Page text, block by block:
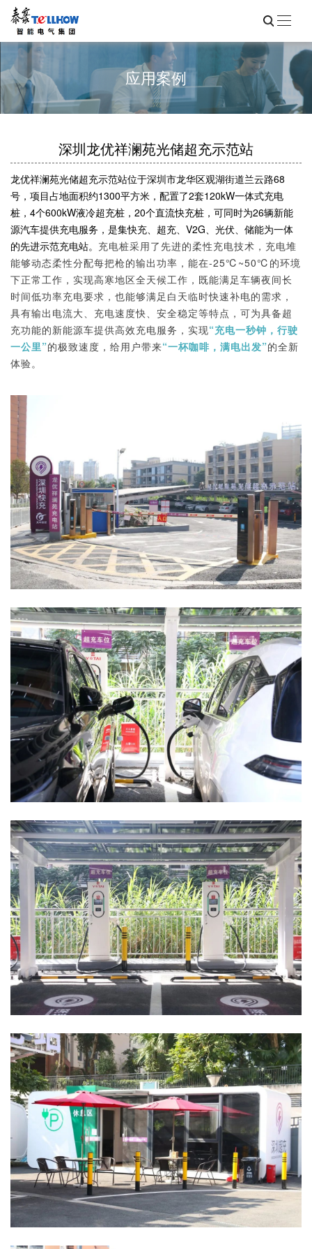
应用案例
深圳龙优祥澜苑光储超充示范站
龙优祥澜苑光储超充示范站位于深圳市龙华区观湖街道兰云路68
号，项目占地面积约1300平方米，配置了2套120kW一体式充电
桩，4个600kW液冷超充桩，20个直流快充桩，可同时为26辆新能
源汽车提供充电服务，是集快充、超充、V2G、光伏、储能为一体
的先进示范充电站。 充电桩采用了先进的柔性充电技术，充电堆
能够动态柔性分配每把枪的输出功率，能在-25℃~50℃的环境
下正常工作，实现高寒地区全天候工作，既能满足车辆夜间长
时间低功率充电要求，也能够满足白天临时快速补电的需求，
具有输出电流大、充电速度快、安全稳定等特点，可为具备超
充功能的新能源车提供高效充电服务，实现“充电一秒钟，行驶
一公里”的极致速度，给用户带来“一杯咖啡，满电出发”的全新
体验。